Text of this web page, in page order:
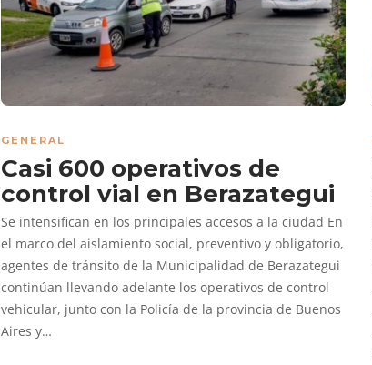
GENERAL
Casi 600 operativos de
control vial en Berazategui
Se intensifican en los principales accesos a la ciudad En
el marco del aislamiento social, preventivo y obligatorio,
agentes de tránsito de la Municipalidad de Berazategui
continúan llevando adelante los operativos de control
vehicular, junto con la Policía de la provincia de Buenos
Aires y…